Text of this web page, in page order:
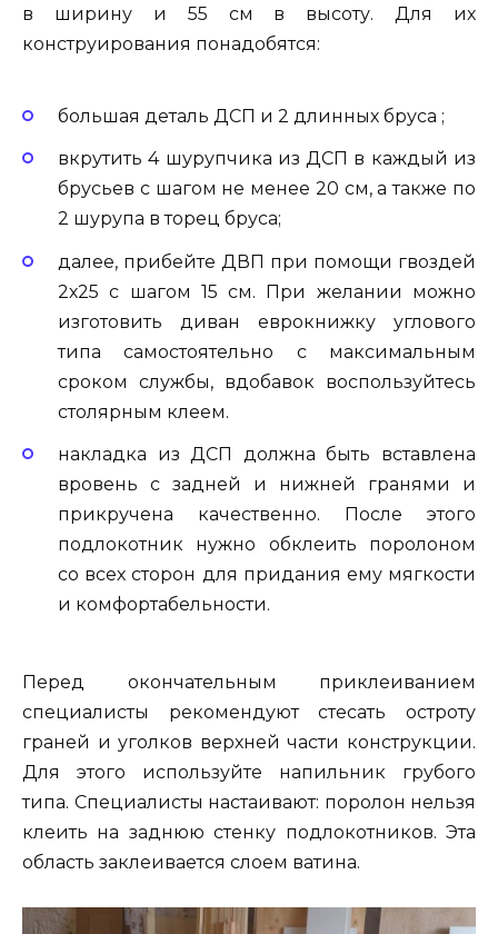
в ширину и 55 см в высоту. Для их
конструирования понадобятся:
большая деталь ДСП и 2 длинных бруса ;
вкрутить 4 шурупчика из ДСП в каждый из
брусьев с шагом не менее 20 см, а также по
2 шурупа в торец бруса;
далее, прибейте ДВП при помощи гвоздей
2х25 с шагом 15 см. При желании можно
изготовить диван еврокнижку углового
типа самостоятельно с максимальным
сроком службы, вдобавок воспользуйтесь
столярным клеем.
накладка из ДСП должна быть вставлена
вровень с задней и нижней гранями и
прикручена качественно. После этого
подлокотник нужно обклеить поролоном
со всех сторон для придания ему мягкости
и комфортабельности.
Перед окончательным приклеиванием
специалисты рекомендуют стесать остроту
граней и уголков верхней части конструкции.
Для этого используйте напильник грубого
типа. Специалисты настаивают: поролон нельзя
клеить на заднюю стенку подлокотников. Эта
область заклеивается слоем ватина.